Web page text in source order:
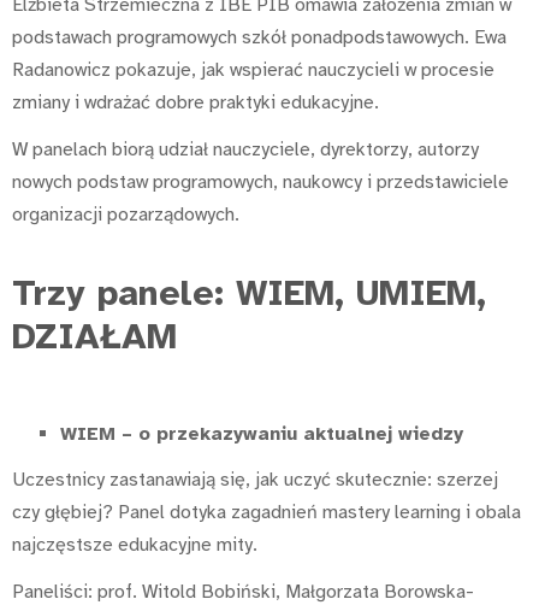
Elżbieta Strzemieczna z IBE PIB omawia założenia zmian w
podstawach programowych szkół ponadpodstawowych. Ewa
Radanowicz pokazuje, jak wspierać nauczycieli w procesie
zmiany i wdrażać dobre praktyki edukacyjne.
W panelach biorą udział nauczyciele, dyrektorzy, autorzy
nowych podstaw programowych, naukowcy i przedstawiciele
organizacji pozarządowych.
Trzy panele: WIEM, UMIEM,
DZIAŁAM
WIEM – o przekazywaniu aktualnej wiedzy
Uczestnicy zastanawiają się, jak uczyć skutecznie: szerzej
czy głębiej? Panel dotyka zagadnień mastery learning i obala
najczęstsze edukacyjne mity.
Paneliści: prof. Witold Bobiński, Małgorzata Borowska-